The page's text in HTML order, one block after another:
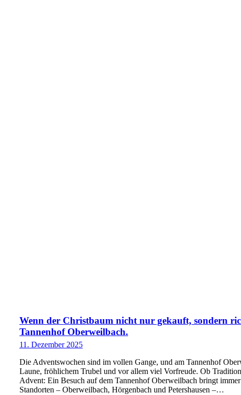
Wenn der Christbaum nicht nur gekauft, sondern
Tannenhof Oberweilbach.
11. Dezember 2025
Die Adventswochen sind im vollen Gange, und am Tannenhof
Laune, fröhlichem Trubel und vor allem viel Vorfreude. Ob
Advent: Ein Besuch auf dem Tannenhof Oberweilbach bringt
Standorten – Oberweilbach, Hörgenbach und Petershausen –…